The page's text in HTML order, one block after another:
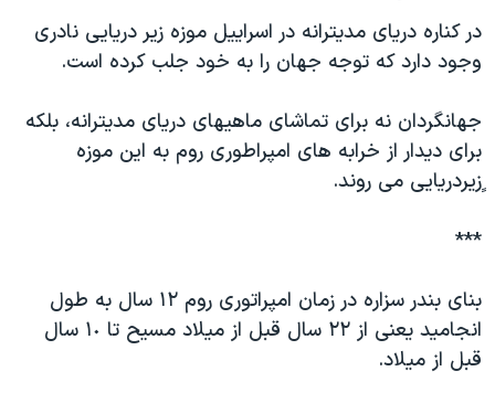
صفحه
اصلی
جهش
جستجو
جهان
ورزشی
ویژه برنامه‌ها
ویدیوها
اقتصادی
علم و فناوری
صفحه‌های ویژه
جام جهانی ۲۰۲۶
بایگانی برنامه‌های تلویزیونی
حمله جمهوری اسلامی به اسرائیل
رمز مهسا
فرکانس‌های صدای آمریکا
یادگیری زبان انگلیسی
زبانهای مختلف
در کناره دريای مديترانه در اسراييل موزه زير دريايی نادری
وجود دارد که توجه جهان را به خود جلب کرده است.
جهانگردان نه برای تماشای ماهيهای دريای مديترانه، بلکه
برای ديدار از خرابه های امپراطوری روم به اين موزه
ٍزيردريايی می روند.
***
بنای بندر سزاره در زمان امپراتوری روم ١٢ سال به طول
انجاميد يعنی از ٢٢ سال قبل از ميلاد مسيح تا ١٠ سال
قبل از ميلاد.